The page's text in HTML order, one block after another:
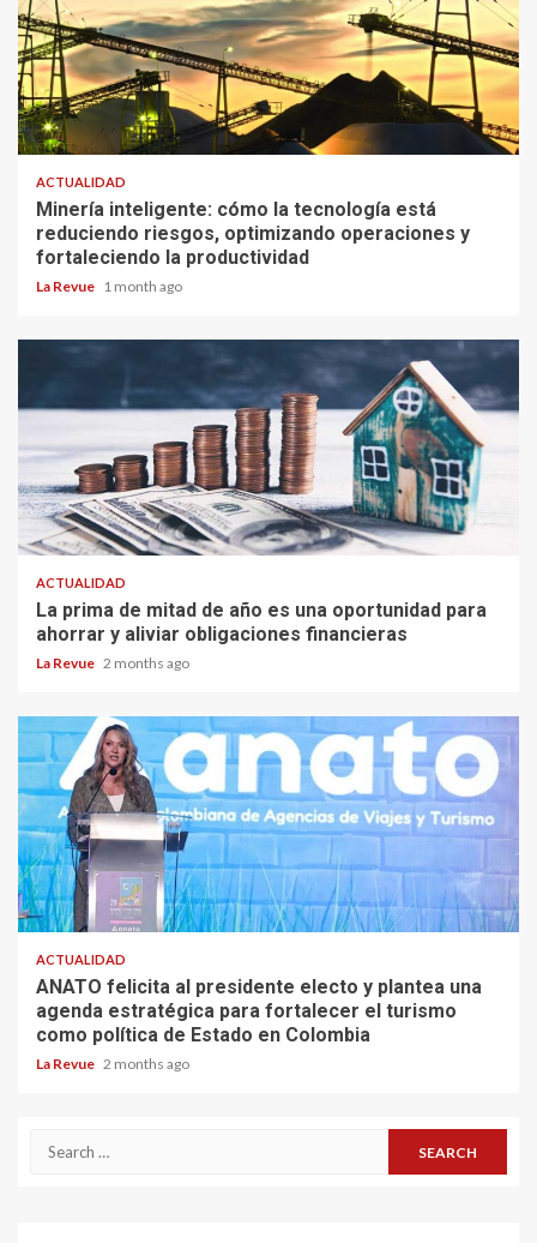
ACTUALIDAD
Minería inteligente: cómo la tecnología está
reduciendo riesgos, optimizando operaciones y
fortaleciendo la productividad
La Revue 1 month ago
ACTUALIDAD
La prima de mitad de año es una oportunidad para
ahorrar y aliviar obligaciones financieras
La Revue 2 months ago
ACTUALIDAD
ANATO felicita al presidente electo y plantea una
agenda estratégica para fortalecer el turismo
como política de Estado en Colombia
La Revue 2 months ago
Search